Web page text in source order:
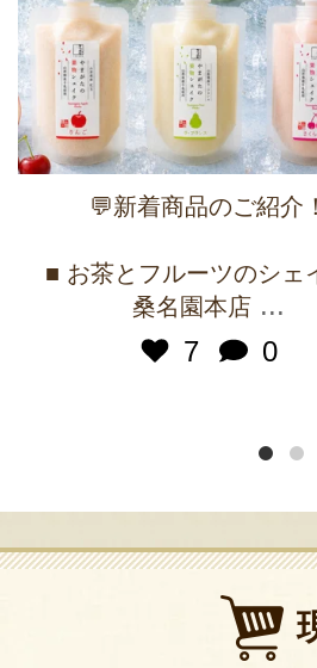
💬新着商品のご紹介！
■ お茶とフルーツのシェ
桑名園本店 ...
7
0